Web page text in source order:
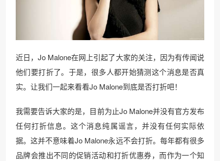
近日，Jo Malone在网上引起了大家的关注，因为有传闻说
他们要打折了。于是，很多人都开始猜测这个消息是否真
实。让我们一起来看看Jo Malone到底是否打折吧！
我需要告诉大家的是，目前为止Jo Malone并没有官方发布
任何打折信息。这个消息纯属谣言，并没有任何实际依
据。这并不意味着Jo Malone永远不会打折。每年都有很多
品牌会推出不同的促销活动和打折优惠券，而作为一个知